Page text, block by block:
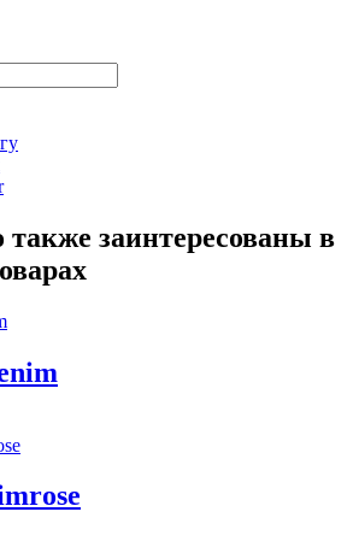
заинтересованы в